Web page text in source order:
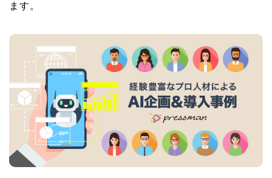
ます。